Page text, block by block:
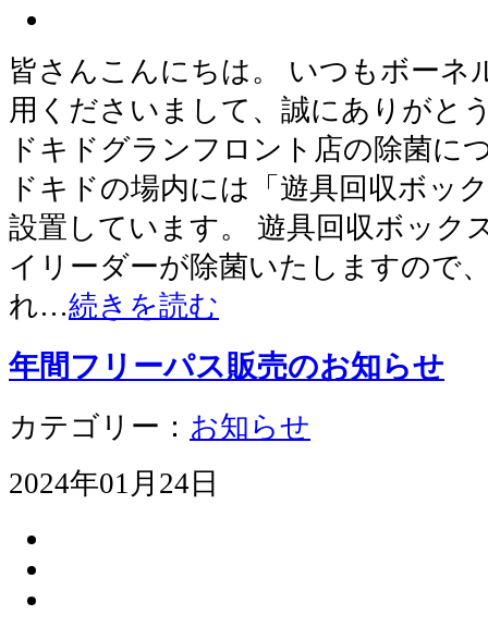
皆さんこんにちは。 いつもボーネ
用くださいまして、誠にありがと
ドキドグランフロント店の除菌に
ドキドの場内には「遊具回収ボッ
設置しています。 遊具回収ボック
イリーダーが除菌いたしますので
れ…続きを読む
年間フリーパス販売のお知らせ
カテゴリー： お知らせ
2024年01月24日